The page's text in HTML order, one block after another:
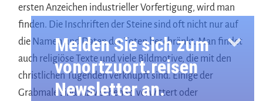
ersten Anzeichen industrieller Vorfertigung, wird man
finden. Die Inschriften der Steine sind oft nicht nur auf
die Namen und Daten der Toten beschränkt. Man findet
auch religiöse Texte und viele Bildmotive, die mit den
christlichen Tugenden verknüpft sind. Einige der
Grabmale sind inzwischen so verwittert oder
Melden Sie sich zum
vonortzuort.reisen
Newsletter an.